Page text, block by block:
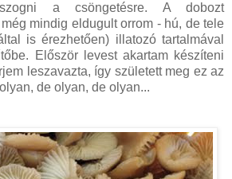
a csöngetésre. A dobozt
mindig eldugult orrom - hú, de tele
is érezhetően) illatozó tartalmával
Először levest akartam készíteni
leszavazta, így született meg ez az
de olyan, de olyan...